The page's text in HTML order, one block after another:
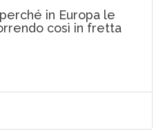
in Europa le
così in fretta